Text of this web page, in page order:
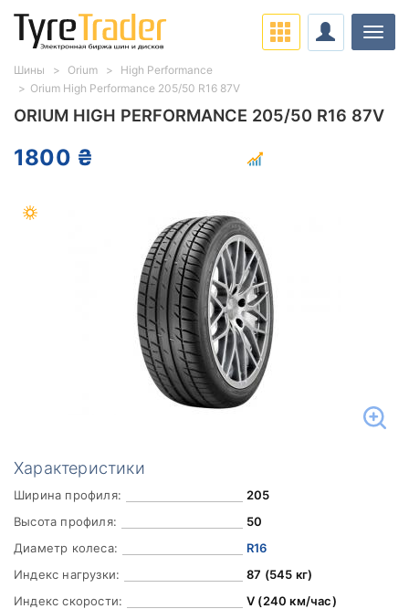
ORIUM HIGH PERFORMANCE 205/50 R16 87V
1800 ₴
Характеристики
Ширина профиля:
205
Высота профиля:
50
Диаметр колеса:
R16
Индекс нагрузки:
87 (545 кг)
Индекс скорости:
V (240 км/час)
Шины Orium
High Performance
Orium High Performance 205/50 R16 87V